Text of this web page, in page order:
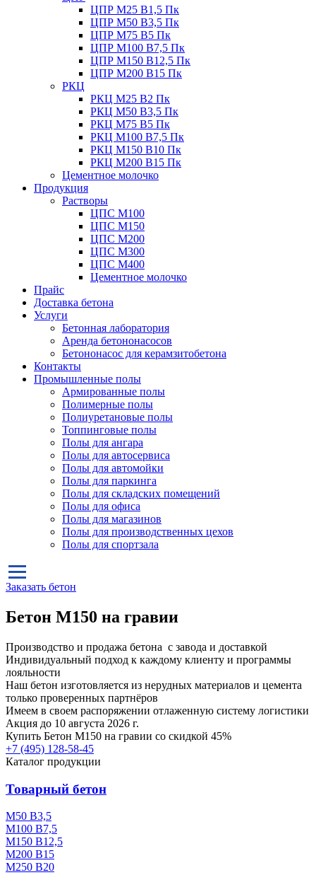
ЦПР М25 B1,5 Пк
ЦПР М50 B3,5 Пк
ЦПР М75 B5 Пк
ЦПР М100 B7,5 Пк
ЦПР М150 B12,5 Пк
ЦПР М200 B15 Пк
РКЦ
РКЦ М25 B2 Пк
РКЦ М50 В3,5 Пк
РКЦ М75 B5 Пк
РКЦ М100 B7,5 Пк
РКЦ М150 B10 Пк
РКЦ М200 B15 Пк
Цементное молочко
Продукция
Растворы
ЦПС М100
ЦПС М150
ЦПС М200
ЦПС М300
ЦПС М400
Цементное молочко
Прайс
Доставка бетона
Услуги
Бетонная лаборатория
Аренда бетононасосов
Бетононасос для керамзитобетона
Контакты
Промышленные полы
Армированные полы
Полимерные полы
Полиуретановые полы
Топпинговые полы
Полы для ангара
Полы для автосервиса
Полы для автомойки
Полы для паркинга
Полы для складских помещений
Полы для офиса
Полы для магазинов
Полы для производственных цехов
Полы для спортзала
Заказать бетон
Бетон М150 на гравии
Производство и продажа бетона с завода и доставкой
Индивидуальный подход к каждому клиенту и программы
лояльности
Наш бетон изготовляется из нерудных материалов и цемента
только проверенных партнёров
Имеем в своем распоряжении отлаженную систему логистики
Акция до 10 августа 2026 г.
Купить Бетон М150 на гравии со скидкой 45%
+7 (495) 128-58-45
Каталог продукции
Товарный бетон
М50 В3,5
М100 В7,5
М150 В12,5
М200 В15
М250 В20